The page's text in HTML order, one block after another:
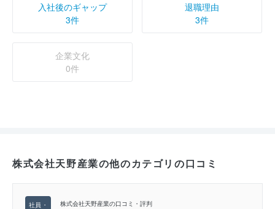
入社後のギャップ
3件
退職理由
3件
企業文化
0件
株式会社天野産業の他のカテゴリの口コミ
株式会社天野産業の口コミ・評判